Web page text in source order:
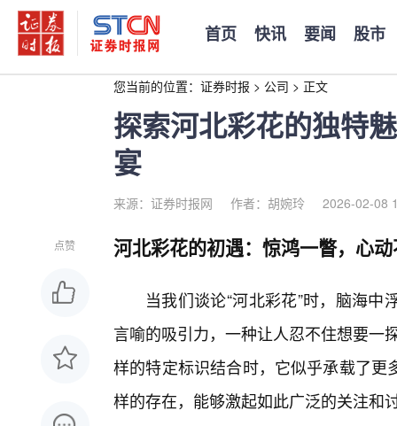
首页 快讯 要闻 股市
您当前的位置： 证券时报 > 公司 > 正文
探索河北彩花的独特
宴
来源：证券时报网 作者：胡婉玲 2026-02-08
点赞 河北彩花的初遇：惊鸿一瞥，心
当我们谈论“河北彩花”时，脑海
言喻的吸引力，一种让人忍不住想要一
样的特定标识结合时，它似乎承载了
样的存在，能够激起如此广泛的关注和